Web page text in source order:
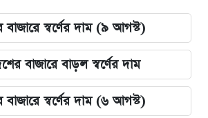
স্বর্ণের দাম (৯ আগস্ট)
বাজারে বাড়ল স্বর্ণের দাম
স্বর্ণের দাম (৬ আগস্ট)